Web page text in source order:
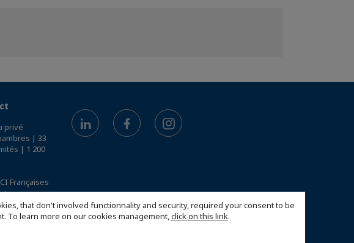
that don't involved functionnality and security, required your consent to be
To learn more on our cookies management,click on this link.
privé
| 33
| 1 200
Françaises
.